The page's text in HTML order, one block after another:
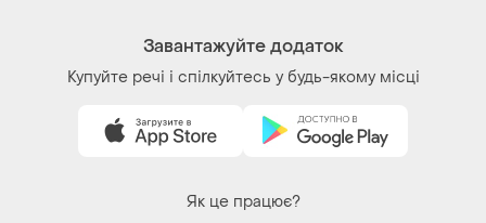
Як це працює?
Україна, 02121, місто Київ, Харківське шосе, будинок
Політика конфіденційності